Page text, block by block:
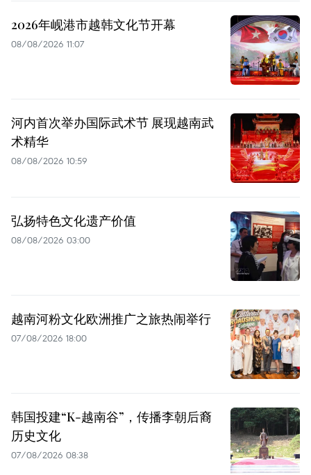
2026年岘港市越韩文化节开幕
08/08/2026 11:07
河内首次举办国际武术节 展现越南武
术精华
08/08/2026 10:59
弘扬特色文化遗产价值
08/08/2026 03:00
越南河粉文化欧洲推广之旅热闹举行
07/08/2026 18:00
韩国投建“K-越南谷”，传播李朝后裔
历史文化
07/08/2026 08:38